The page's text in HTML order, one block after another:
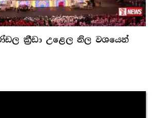
ක්‍රීඩා උළෙල නිල වශයෙන්